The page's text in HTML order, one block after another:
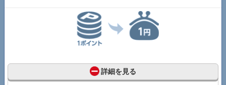
詳細を見る